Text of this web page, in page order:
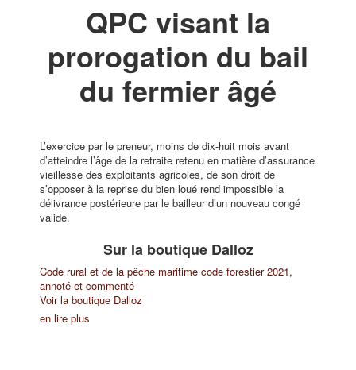
QPC visant la
prorogation du bail
du fermier âgé
L’exercice par le preneur, moins de dix-huit mois avant
d’atteindre l’âge de la retraite retenu en matière d’assurance
vieillesse des exploitants agricoles, de son droit de
s’opposer à la reprise du bien loué rend impossible la
délivrance postérieure par le bailleur d’un nouveau congé
valide.
Sur la boutique Dalloz
Code rural et de la pêche maritime code forestier 2021,
annoté et commenté
Voir la boutique Dalloz
en lire plus